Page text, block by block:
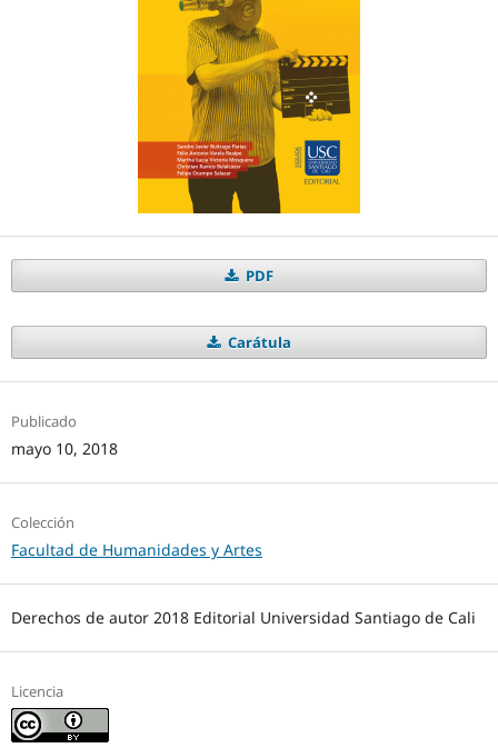
PDF
Carátula
Publicado
mayo 10, 2018
Colección
Facultad de Humanidades y Artes
Derechos de autor 2018 Editorial Universidad Santiago de Cali
Licencia